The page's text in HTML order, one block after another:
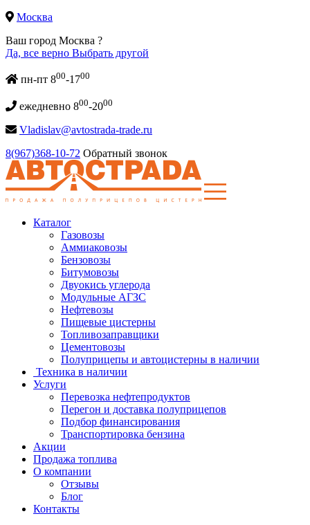
Москва
Ваш город Москва ?
Да, все верно Выбрать другой
пн-пт 800-1700
ежедневно 800-2000
Vladislav@avtostrada-trade.ru
8(967)368-10-72 Обратный звонок
Каталог
Газовозы
Аммиаковозы
Бензовозы
Битумовозы
Двуокись углерода
Модульные АГЗС
Нефтевозы
Пищевые цистерны
Топливозаправщики
Цементовозы
Полуприцепы и автоцистерны в наличии
Техника в наличии
Услуги
Перевозка нефтепродуктов
Перегон и доставка полуприцепов
Подбор финансирования
Транспортировка бензина
Акции
Продажа топлива
О компании
Отзывы
Блог
Контакты